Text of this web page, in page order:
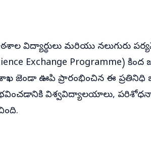
విద్యార్థులు మరియు నలుగురు
Exchange Programme)
జెండా ఊపి ప్రారంభించిన ఈ ప్రతినిధి
విశ్వవిద్యాలయాలు,